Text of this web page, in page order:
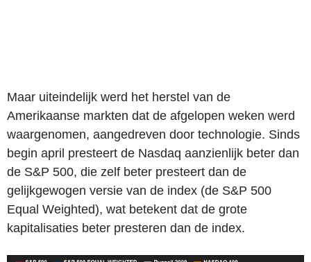
Maar uiteindelijk werd het herstel van de
Amerikaanse markten dat de afgelopen weken werd
waargenomen, aangedreven door technologie. Sinds
begin april presteert de Nasdaq aanzienlijk beter dan
de S&P 500, die zelf beter presteert dan de
gelijkgewogen versie van de index (de S&P 500
Equal Weighted), wat betekent dat de grote
kapitalisaties beter presteren dan de index.